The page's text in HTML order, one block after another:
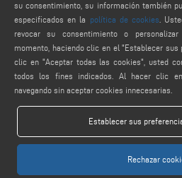
LEGALS
AJUSTES DE COOKIES
su consentimiento, su información también
especificados en la
política de cookies .
revocar su consentimiento o
momento, haciendo clic en el "Establecer
clic en "Aceptar todas las cookies", usted
todos los fines indicados. Al hacer clic en
navegando sin aceptar cookies innecesarias.
Establecer sus
Rechazar